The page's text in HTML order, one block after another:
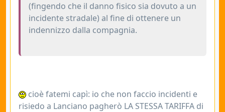
(fingendo che il danno fisico sia dovuto a un
incidente stradale) al fine di ottenere un
indennizzo dalla compagnia.
cioè fatemi capì: io che non faccio incidenti e
risiedo a Lanciano pagherò LA STESSA TARIFFA di